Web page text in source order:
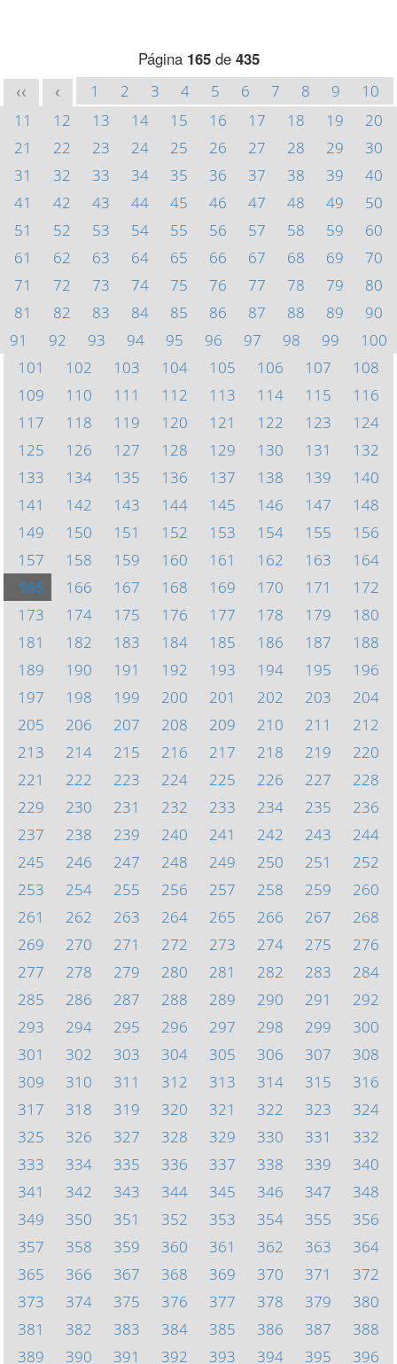
Página 165de 435
<< < 1 2 3 4 5 6 7 8 9
10
11
12 13 14 15 16 17 18 19
20
21
22 23 24 25 26 27 28 29
30
31
32 33 34 35 36 37 38 39
40
41
42 43 44 45 46 47 48 49
50
51
52 53 54 55 56 57 58 59
60
61
62 63 64 65 66 67 68 69
70
71
72 73 74 75 76 77 78 79
80
81
82 83 84 85 86 87 88 89
90
91
92 93 94 95 96 97 98 99
100
101
102 103 104 105 106 107
108
109
110 111 112 113 114 115
116
117
118 119 120 121 122 123
124
125
126 127 128 129 130 131
132
133
134 135 136 137 138 139
140
141
142 143 144 145 146 147
148
149
150 151 152 153 154 155
156
157
158 159 160 161 162 163
164
165
166 167 168 169 170 171
172
173
174 175 176 177 178 179
180
181
182 183 184 185 186 187
188
189
190 191 192 193 194 195
196
197
198 199 200 201 202 203
204
205
206 207 208 209 210 211
212
213
214 215 216 217 218 219
220
221
222 223 224 225 226 227
228
229
230 231 232 233 234 235
236
237
238 239 240 241 242 243
244
245
246 247 248 249 250 251
252
253
254 255 256 257 258 259
260
261
262 263 264 265 266 267
268
269
270 271 272 273 274 275
276
277
278 279 280 281 282 283
284
285
286 287 288 289 290 291
292
293
294 295 296 297 298 299
300
301
302 303 304 305 306 307
308
309
310 311 312 313 314 315
316
317
318 319 320 321 322 323
324
325
326 327 328 329 330 331
332
333
334 335 336 337 338 339
340
341
342 343 344 345 346 347
348
349
350 351 352 353 354 355
356
357
358 359 360 361 362 363
364
365
366 367 368 369 370 371
372
373
374 375 376 377 378 379
380
381
382 383 384 385 386 387
388
389
390 391 392 393 394 395 396